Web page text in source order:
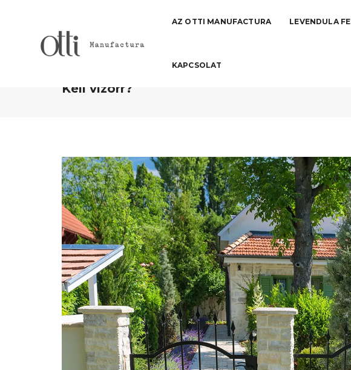
AZ OTTI MANUFACTURA LEVENDULA
KAPCSOLAT
Mire jó a fedkő? Hogyan válasszam ki a
Kell vízorr?